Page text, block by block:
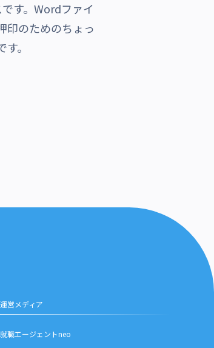
す。Wordファイ
印のためのちょっ
。
運営メディア
就職エージェントneo